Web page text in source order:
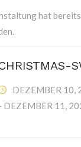
hat bereits
DEZEMBER 10,
DEZEMBER 11,